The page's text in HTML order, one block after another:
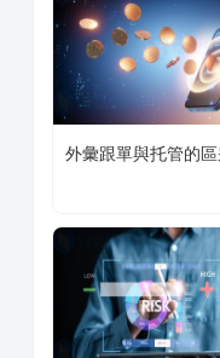
外彙跟單與托管的